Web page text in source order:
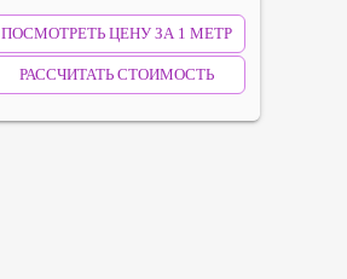
ПОСМОТРЕТЬ ЦЕНУ ЗА 1 МЕТР
РАССЧИТАТЬ СТОИМОСТЬ